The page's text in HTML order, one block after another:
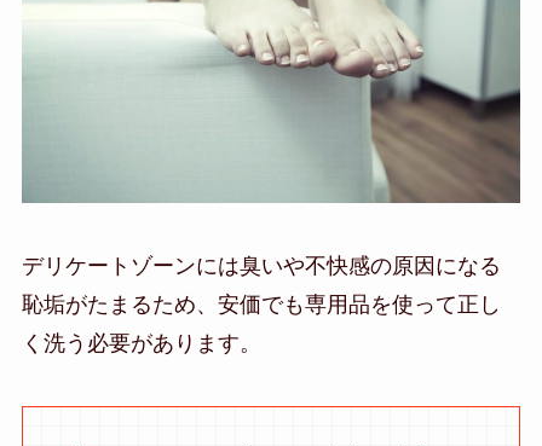
デリケートゾーンには臭いや不快感の原因になる
恥垢がたまるため、安価でも専用品を使って正し
く洗う必要があります。